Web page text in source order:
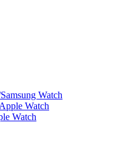
Watch
Watch
Watch